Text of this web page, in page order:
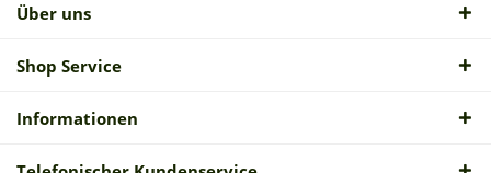
Über uns
Shop Service
Informationen